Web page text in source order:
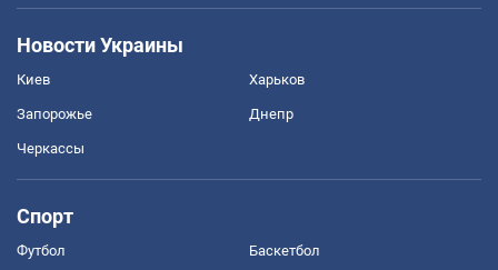
Новости Украины
Киев Харьков
Запорожье Днепр
Черкассы
Спорт
Футбол Баскетбол